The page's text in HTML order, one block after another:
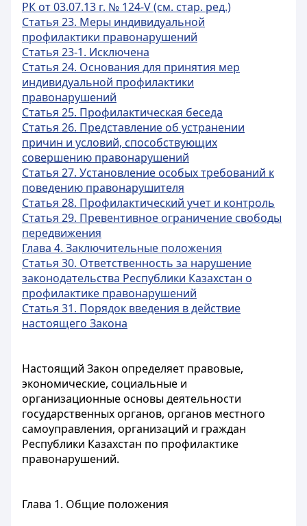
РК от 03.07.13 г. № 124-V (см. стар. ред.)
Статья 23. Меры индивидуальной
профилактики правонарушений
Статья 23-1. Исключена
Статья 24. Основания для принятия мер
индивидуальной профилактики
правонарушений
Статья 25. Профилактическая беседа
Статья 26. Представление об устранении
причин и условий, способствующих
совершению правонарушений
Статья 27. Установление особых требований к
поведению правонарушителя
Статья 28. Профилактический учет и контроль
Статья 29. Превентивное ограничение свободы
передвижения
Глава 4. Заключительные положения
Статья 30. Ответственность за нарушение
законодательства Республики Казахстан о
профилактике правонарушений
Статья 31. Порядок введения в действие
настоящего Закона
Настоящий Закон определяет правовые,
экономические, социальные и
организационные основы деятельности
государственных органов, органов местного
самоуправления, организаций и граждан
Республики Казахстан по профилактике
правонарушений.
Глава 1. Общие положения